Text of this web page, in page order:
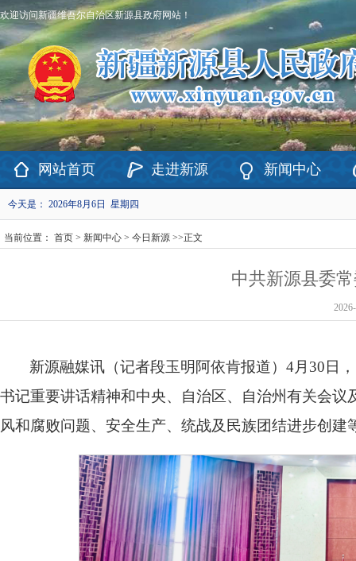
欢迎访问新疆维吾尔自治区新源县政府网站！
网站首页 走进新源 新闻中心
今天是： 2026年8月6日 星期四
当前位置： 首页 > 新闻中心 > 今日新源 >>正文
中共新源县委
新源融媒讯（记者段玉明阿依肯报道）4月30日
书记重要讲话精神和中央、自治区、自治州有关会
风和腐败问题、安全生产、统战及民族团结进步创